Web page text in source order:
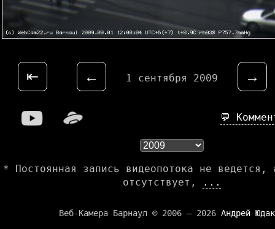
⇤ ← 1 сентября 2009 →
💬
* Постоянная запись видеопотока не ведется,
отсутствует,
...
Веб-Камера Барнаул © 2006 — 2026 Андрей